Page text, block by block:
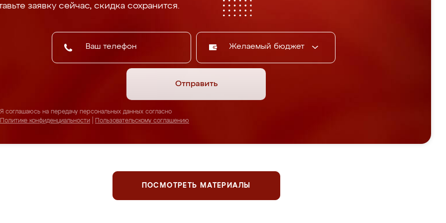
заявку сейчас, скидка сохранится.
Желаемый бюджет
Отправить
Я соглашаюсь на передачу персональных данных согласно
Политике конфиденциальности
Пользовательскому соглашению
ПОСМОТРЕТЬ МАТЕРИАЛЫ